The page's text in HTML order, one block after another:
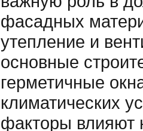
фасадных
утепление и
основные
герметичные
климатических
факторы влияют